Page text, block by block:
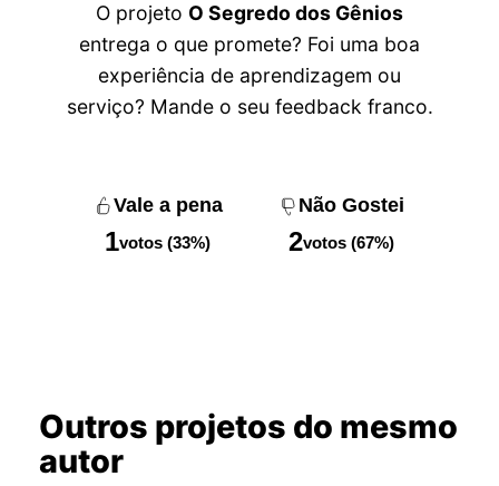
O projeto O Segredo dos Gênios
entrega o que promete? Foi uma boa
experiência de aprendizagem ou
serviço? Mande o seu feedback franco.
Vale a pena
1votos (33%)
Não Gostei
2votos (67%)
Outros projetos do mesmo
autor